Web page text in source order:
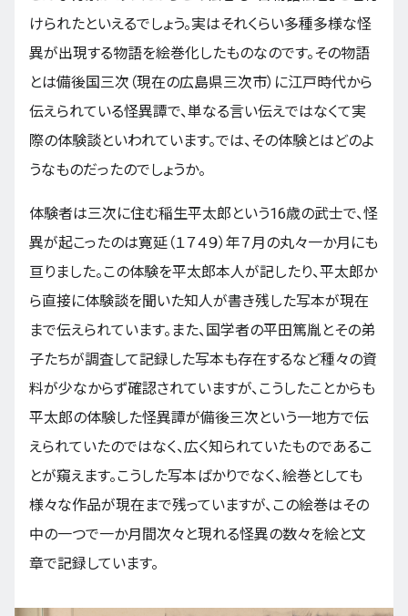
けられたといえるでしょう。実はそれくらい多種多様な怪
異が出現する物語を絵巻化したものなのです。その物語
とは備後国三次（現在の広島県三次市）に江戸時代から
伝えられている怪異譚で、単なる言い伝えではなくて実
際の体験談といわれています。では、その体験とはどのよ
うなものだったのでしょうか。
体験者は三次に住む稲生平太郎という16歳の武士で、怪
異が起こったのは寛延（１７４９）年７月の丸々一か月にも
亘りました。この体験を平太郎本人が記したり、平太郎か
ら直接に体験談を聞いた知人が書き残した写本が現在
まで伝えられています。また、国学者の平田篤胤とその弟
子たちが調査して記録した写本も存在するなど種々の資
料が少なからず確認されていますが、こうしたことからも
平太郎の体験した怪異譚が備後三次という一地方で伝
えられていたのではなく、広く知られていたものであるこ
とが窺えます。こうした写本ばかりでなく、絵巻としても
様々な作品が現在まで残っていますが、この絵巻はその
中の一つで一か月間次々と現れる怪異の数々を絵と文
章で記録しています。